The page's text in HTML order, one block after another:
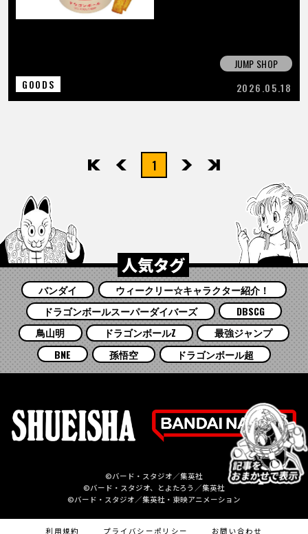
JUMP SHOP
GOODS
2026.05.18
先頭 前へ1 次へ最後
人気タグ
バンダイ
ウィークリー☆キャラクター紹介！
ドラゴンボールスーパーダイバーズ
DBSCG
鳥山明
ドラゴンボールZ
最強ジャンプ
BNE
孫悟空 ドラゴンボール超
©バード・スタジオ／集英社
©バード・スタジオ、とよたろう／集英社
©バード・スタジオ／集英社・東映アニメーション
利用規約 プライバシーポリシー お問い合わせ